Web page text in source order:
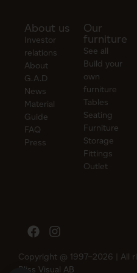
About us
Investor
relations
About
G.A.D
News
Material
Guide
FAQ
Press
Our
furniture
See all
Build your
own
furniture
Tables
Seating
Furniture
Storage
Fittings
Outlet
Copyright @ 1997–2026 | All
Bliss Visual AB